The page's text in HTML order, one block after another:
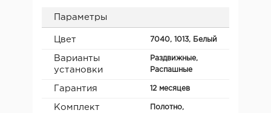
Параметры
Цвет 7040, 1013, Белый
Варианты
установки
Раздвижные,
Распашные
Гарантия 12 месяцев
Комплект
Полотно,